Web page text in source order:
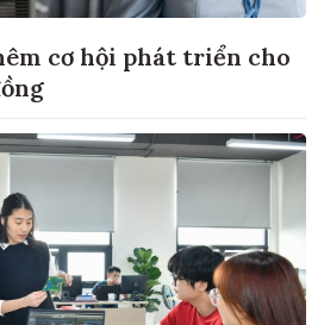
cơ hội phát triển cho